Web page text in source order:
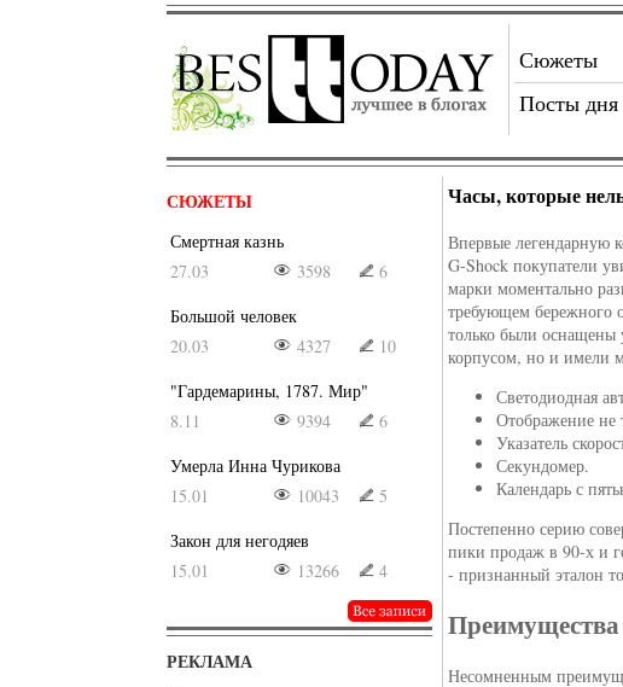
Сюжеты
Посты дня
СЮЖЕТЫ
Смертная казнь
27.03
3598
6
Большой человек
20.03
4327
10
"Гардемарины, 1787. Мир"
8.11
9394
6
Умерла Инна Чурикова
15.01
10043
5
Закон для негодяев
15.01
13266 4
РЕКЛАМА
Часы, которые
Впервые легендарную
G-Shock покупатели
марки моментально
требующем бережного
только были
корпусом, но и имели
Светодиодная
Отображение не
Указатель
Секундомер.
Календарь с
Постепенно серию
пики продаж в 90-х и
- признанный эталон
Преимущества
Несомненным